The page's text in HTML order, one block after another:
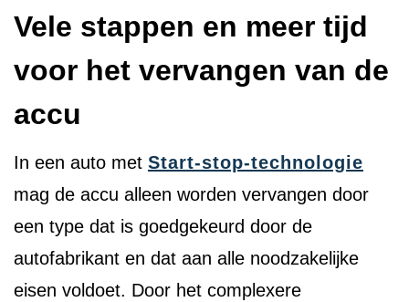
Vele stappen en meer tijd
voor het vervangen van de
accu
In een auto met Start-stop-technologie
mag de accu alleen worden vervangen door
een type dat is goedgekeurd door de
autofabrikant en dat aan alle noodzakelijke
eisen voldoet. Door het complexere